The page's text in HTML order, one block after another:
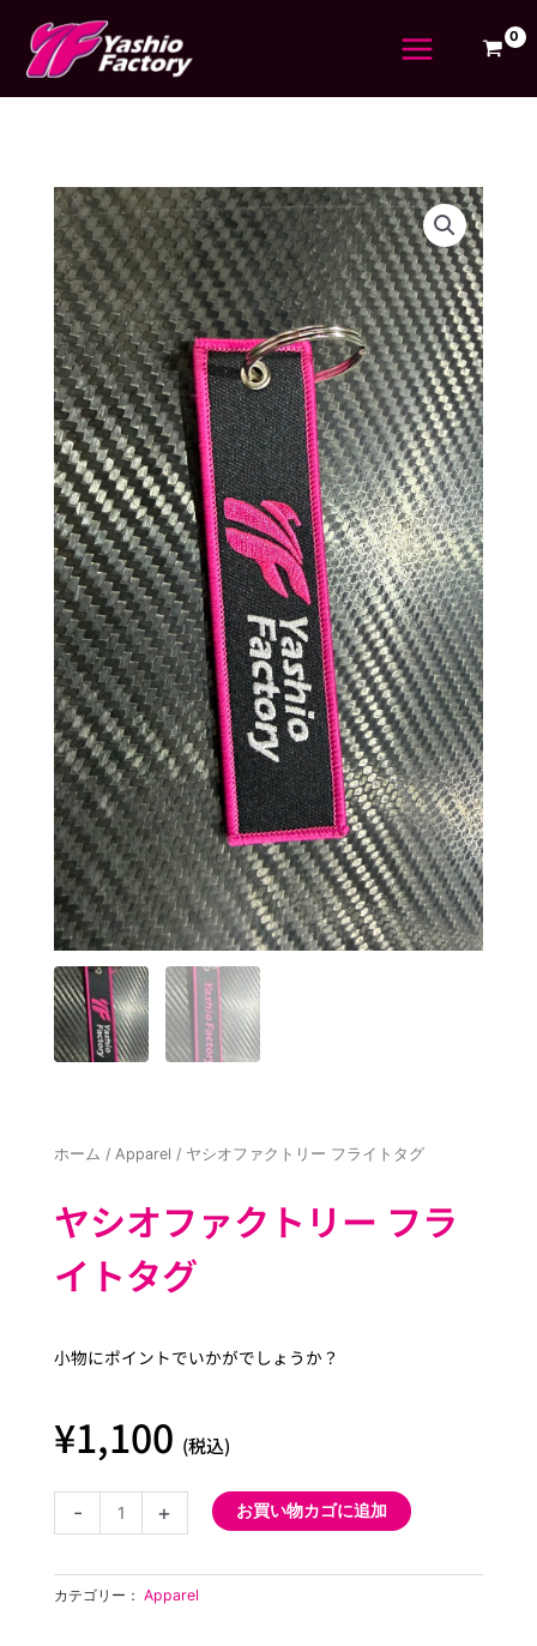
ホーム / Apparel / ヤシオファクトリー フライトタグ
ヤシオファクトリー フラ
イトタグ
小物にポイントでいかがでしょうか？
¥1,100 (税込)
-
シ
ァ
+ お買い物カゴに追加
カテゴリー： Apparel